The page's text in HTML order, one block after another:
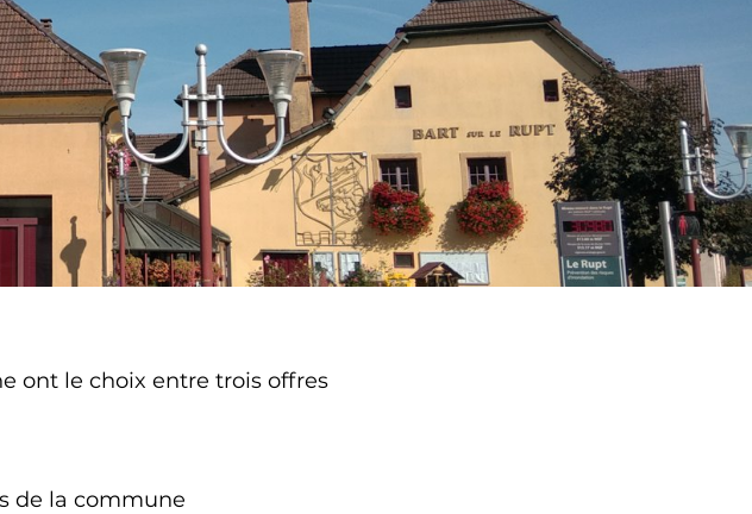
ont le choix entre trois offres
de la commune